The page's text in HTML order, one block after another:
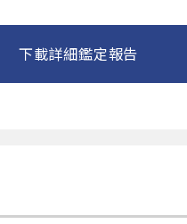
下載詳細鑑定報告